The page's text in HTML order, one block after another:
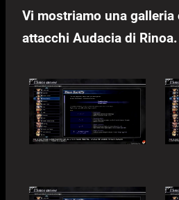
Vi mostriamo una galleria
attacchi Audacia di Rinoa.